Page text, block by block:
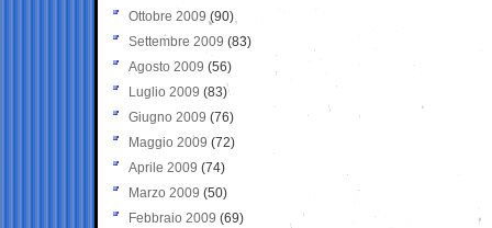
Ottobre 2009 (90)
Settembre 2009 (83)
Agosto 2009 (56)
Luglio 2009 (83)
Giugno 2009 (76)
Maggio 2009 (72)
Aprile 2009 (74)
Marzo 2009 (50)
Febbraio 2009 (69)